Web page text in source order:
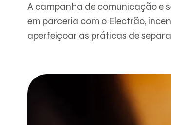
A campanha de comunicação e
em parceria com o Electrão,
aperfeiçoar as práticas de